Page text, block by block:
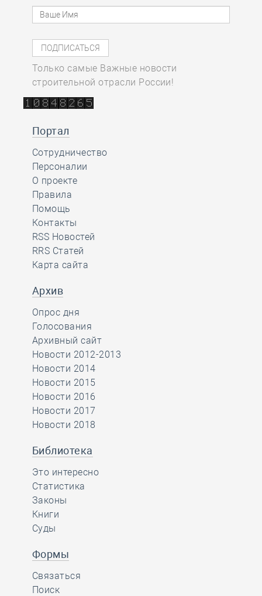
Только самые Важные новости
строительной отрасли России!
Портал
Сотрудничество
Персоналии
О проекте
Правила
Помощь
Контакты
RSS Новостей
RRS Статей
Карта сайта
Архив
Опрос дня
Голосования
Архивный сайт
Новости 2012-2013
Новости 2014
Новости 2015
Новости 2016
Новости 2017
Новости 2018
Библиотека
Это интересно
Статистика
Законы
Книги
Суды
Формы
Связаться
Поиск